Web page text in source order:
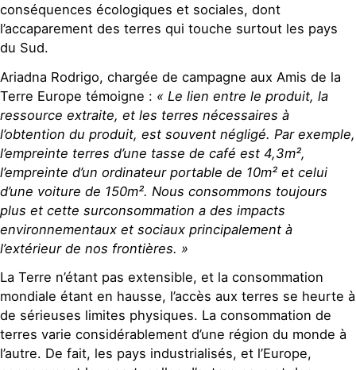
conséquences écologiques et sociales, dont
l’accaparement des terres qui touche surtout les pays
du Sud.
Ariadna Rodrigo, chargée de campagne aux Amis de la
Terre Europe témoigne : « Le lien entre le produit, la
ressource extraite, et les terres nécessaires à
l’obtention du produit, est souvent négligé. Par exemple,
l’empreinte terres d’une tasse de café est 4,3m²,
l’empreinte d’un ordinateur portable de 10m² et celui
d’une voiture de 150m². Nous consommons toujours
plus et cette surconsommation a des impacts
environnementaux et sociaux principalement à
l’extérieur de nos frontières. »
La Terre n’étant pas extensible, et la consommation
mondiale étant en hausse, l’accès aux terres se heurte à
de sérieuses limites physiques. La consommation de
terres varie considérablement d’une région du monde à
l’autre. De fait, les pays industrialisés, et l’Europe,